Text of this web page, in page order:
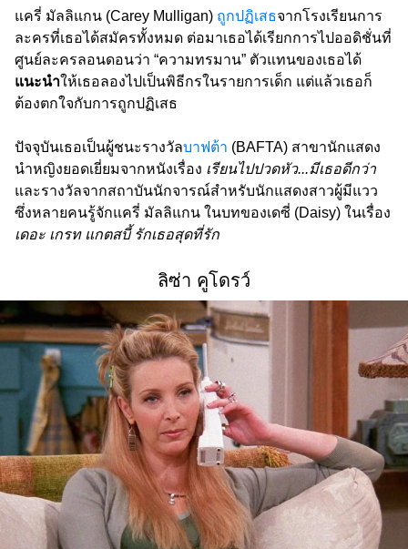
แครี่ มัลลิแกน (Carey Mulligan) ถูกปฏิเสธจากโรงเรียนการ
ละครที่เธอได้สมัครทั้งหมด ต่อมาเธอได้เรียกการไปออดิชั่นที่
ศูนย์ละครลอนดอนว่า “ความทรมาน” ตัวแทนของเธอได้
แนะนำให้เธอลองไปเป็นพิธีกรในรายการเด็ก แต่แล้วเธอก็
ต้องตกใจกับการถูกปฏิเสธ
ปัจจุบันเธอเป็นผู้ชนะรางวัลบาฟต้า (BAFTA) สาขานักแสดง
นำหญิงยอดเยี่ยมจากหนังเรื่อง เรียนไปปวดหัว...มีเธอดีกว่า
และรางวัลจากสถาบันนักจารณ์สำหรับนักแสดงสาวผู้มีแวว
ซึ่งหลายคนรู้จักแครี่ มัลลิแกน ในบทของเดซี่ (Daisy) ในเรื่อง
เดอะ เกรท แกตสบี้ รักเธอสุดที่รัก
ลิซ่า คูโดรว์